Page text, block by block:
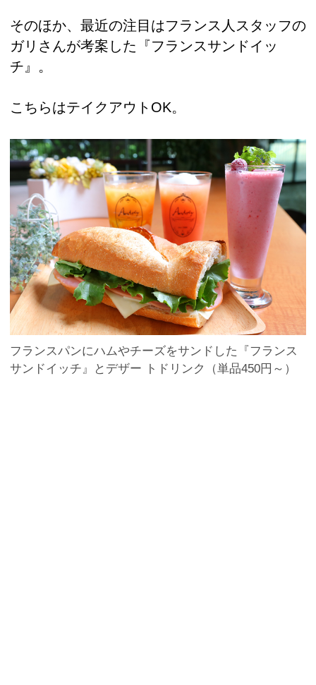
そのほか、最近の注目はフランス人スタッフの
ガリさんが考案した『フランスサンドイッ
チ』。
こちらはテイクアウトOK。
フランスパンにハムやチーズをサンドした『フランス
サンドイッチ』とデザー トドリンク（単品450円～）